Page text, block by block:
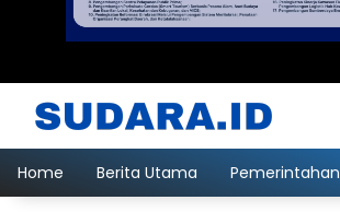
Home Berita Utama Pemerintahan